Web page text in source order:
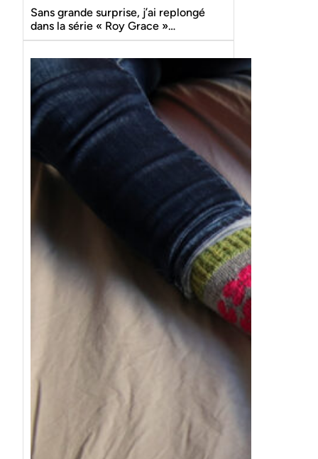
Sans grande surprise, j’ai replongé
dans la série « Roy Grace »…